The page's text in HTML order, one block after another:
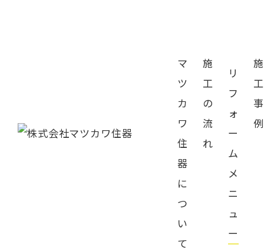
マ
ツ
カ
ワ
住
器
に
つ
い
て
当社の強み
施
工
の
流
れ
リ
フ
ォ
ー
ム
メ
ニ
ュ
ー
施
工
事
例